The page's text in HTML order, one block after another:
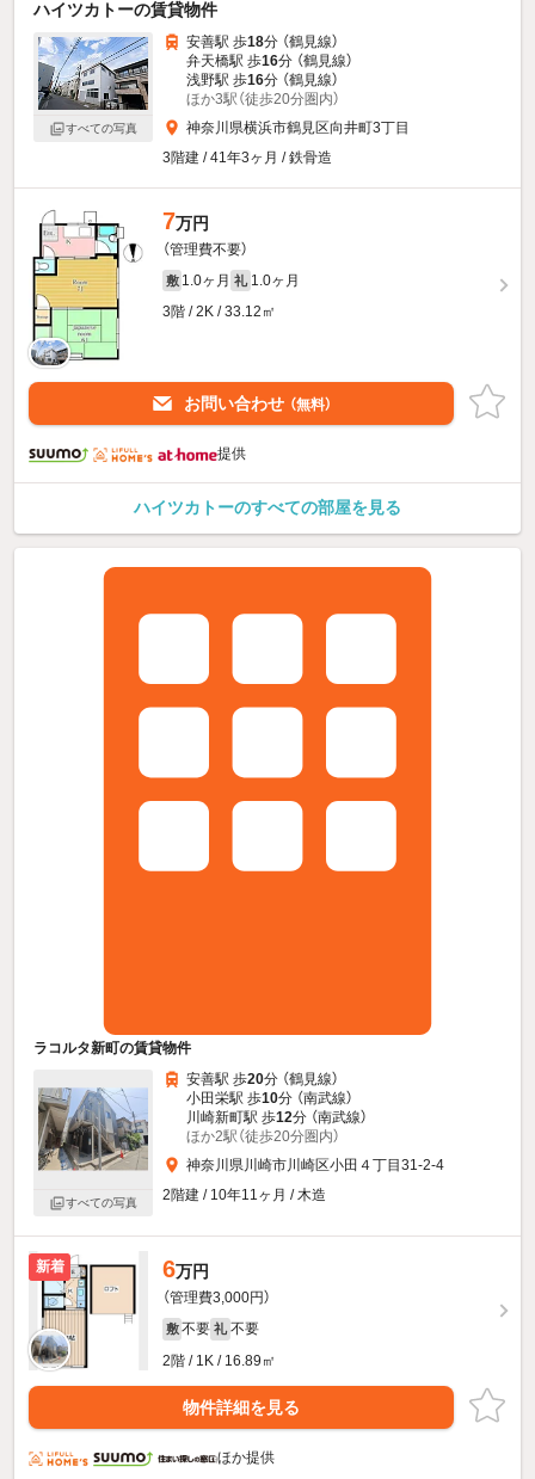
ハイツカトーの賃貸物件
すべての写真
安善駅 歩18分 （鶴見線）
弁天橋駅 歩16分 （鶴見線）
浅野駅 歩16分 （鶴見線）
ほか3駅（徒歩20分圏内）
神奈川県横浜市鶴見区向井町3丁目
3階建 / 41年3ヶ月 / 鉄骨造
7万円
（管理費不要）
敷 1.0ヶ月 礼 1.0ヶ月
3階 / 2K / 33.12㎡
お問い合わせ （無料）
提供
ハイツカトーのすべての部屋を見る
ラコルタ新町の賃貸物件
すべての写真
安善駅 歩20分 （鶴見線）
小田栄駅 歩10分 （南武線）
川崎新町駅 歩12分 （南武線）
ほか2駅（徒歩20分圏内）
神奈川県川崎市川崎区小田４丁目31-2-4
2階建 / 10年11ヶ月 / 木造
新着 6万円
（管理費3,000円）
敷 不要 礼 不要
2階 / 1K / 16.89㎡
物件詳細を見る
ほか提供